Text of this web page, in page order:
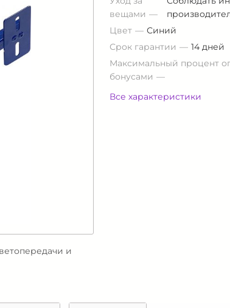
и
вещами
Цвет
Синий
Срок гарантии
14 дней
Максимальный процент
бонусами
Все характеристики